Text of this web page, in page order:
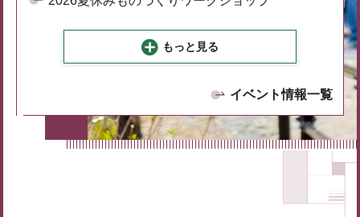
もっと見る
イベント情報一覧